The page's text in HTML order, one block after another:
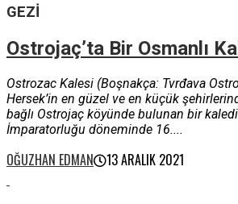
GEZI
Ostrojaç’ta Bir Osmanlı
Ostrozac Kalesi (Boşnakça: Tvrđava
Hersek’in en güzel ve en küçük
bağlı Ostrojaç köyünde bulunan bir
İmparatorluğu döneminde 16....
OĞUZHAN EDMAN 13 ARALIK 2021